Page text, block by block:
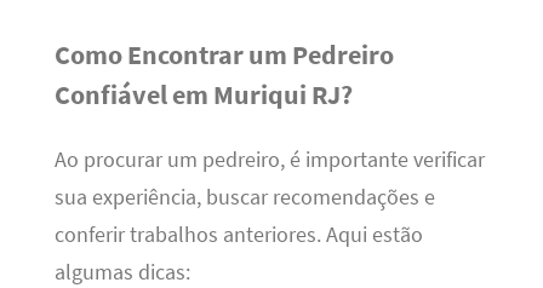
Como Encontrar um Pedreiro
Confiável em Muriqui RJ?
Ao procurar um pedreiro, é importante verificar
sua experiência, buscar recomendações e
conferir trabalhos anteriores. Aqui estão
algumas dicas: